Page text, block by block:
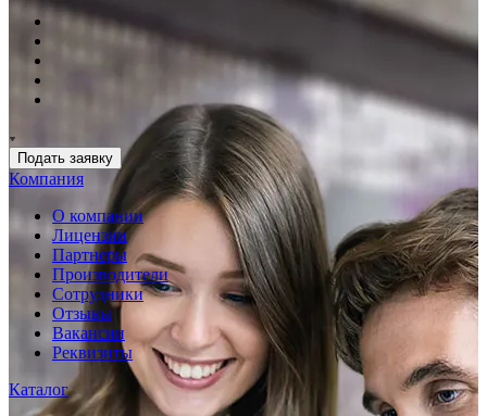
Подать заявку
Компания
О компании
Лицензии
Партнеры
Производители
Сотрудники
Отзывы
Вакансии
Реквизиты
Каталог